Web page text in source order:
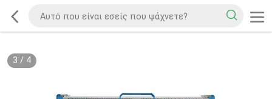
3 / 4